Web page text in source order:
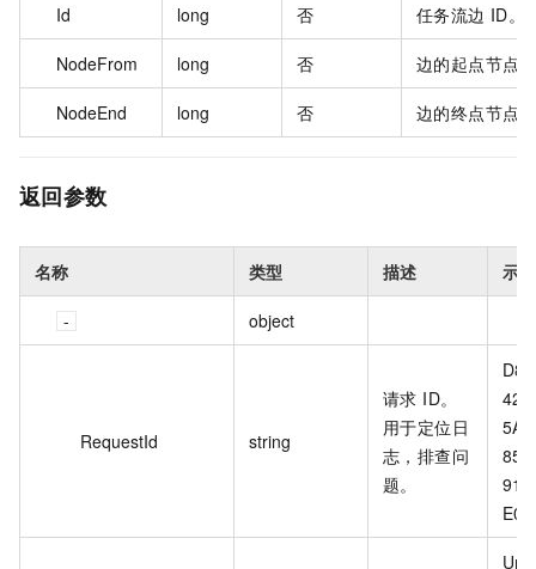
Id long 否 任务流边 ID。
NodeFrom long 否 边的起点节点
NodeEnd long 否 边的终点节点
返回参数
名称 类型 描述 示
object
RequestId string
请求 ID。
用于定位日
志，排查问
题。
E0B